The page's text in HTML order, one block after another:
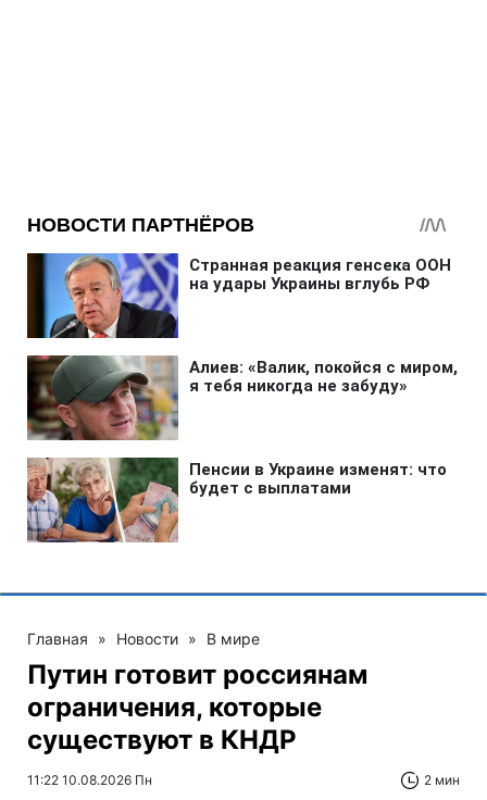
Главная » Новости » В мире
Путин готовит россиянам
ограничения, которые
существуют в КНДР
11:22 10.08.2026 Пн 2 мин